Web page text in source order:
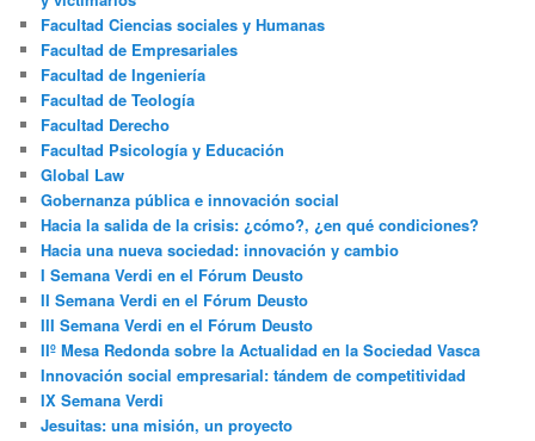
Facultad Ciencias sociales y Humanas
Facultad de Empresariales
Facultad de Ingeniería
Facultad de Teología
Facultad Derecho
Facultad Psicología y Educación
Global Law
Gobernanza pública e innovación social
Hacia la salida de la crisis: ¿cómo?, ¿en qué condiciones?
Hacia una nueva sociedad: innovación y cambio
I Semana Verdi en el Fórum Deusto
II Semana Verdi en el Fórum Deusto
III Semana Verdi en el Fórum Deusto
IIº Mesa Redonda sobre la Actualidad en la Sociedad Vasca
Innovación social empresarial: tándem de competitividad
IX Semana Verdi
Jesuitas: una misión, un proyecto